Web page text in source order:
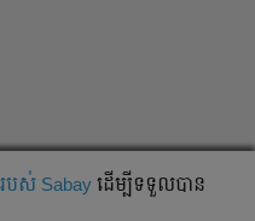
បស់ Sabay ដើម្បីទទួលបាន